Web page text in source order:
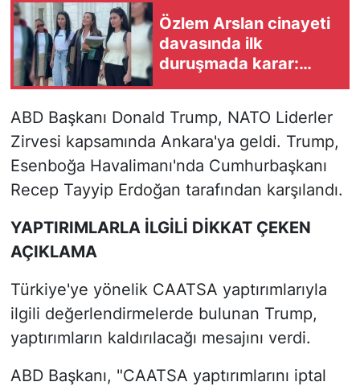
Özlem Arslan cinayeti
davasında ilk
duruşmada karar:
ABD Başkanı Donald Trump, NATO Liderler
Zirvesi kapsamında Ankara'ya geldi. Trump,
Esenboğa Havalimanı'nda Cumhurbaşkanı
Recep Tayyip Erdoğan tarafından karşılandı.
YAPTIRIMLARLA İLGİLİ DİKKAT ÇEKEN
AÇIKLAMA
Türkiye'ye yönelik CAATSA yaptırımlarıyla
ilgili değerlendirmelerde bulunan Trump,
yaptırımların kaldırılacağı mesajını verdi.
ABD Başkanı, "CAATSA yaptırımlarını iptal